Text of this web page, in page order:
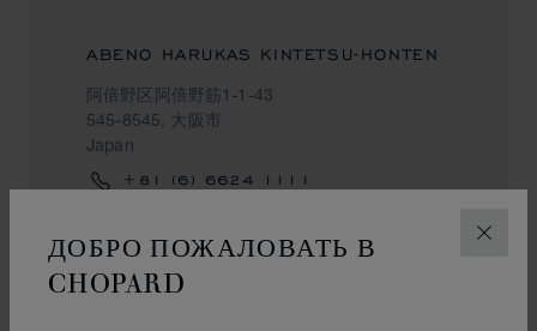
ДОБРО ПОЖАЛОВАТЬ В
CHOPARD
ABENO HARUKAS KINTETSU-HONTEN
阿倍野区阿倍野筋1-1-43
545-8545, 大阪市
Japan
+81 (6) 6624 1111